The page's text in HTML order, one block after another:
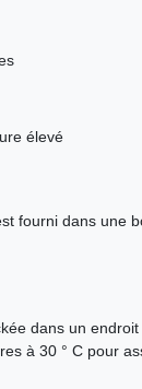
élevé
fourni dans une
dans un
à 30 ° C pour